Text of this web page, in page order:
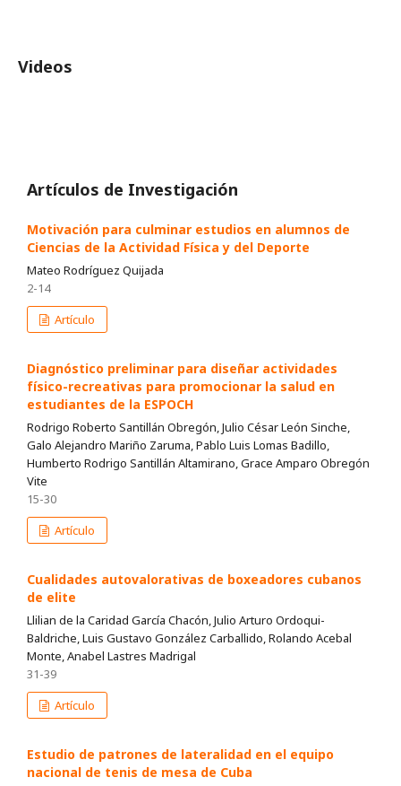
Videos
Artículos de Investigación
Motivación para culminar estudios en alumnos de
Ciencias de la Actividad Física y del Deporte
Mateo Rodríguez Quijada
2-14
Artículo
Diagnóstico preliminar para diseñar actividades
físico-recreativas para promocionar la salud en
estudiantes de la ESPOCH
Rodrigo Roberto Santillán Obregón, Julio César León Sinche,
Galo Alejandro Mariño Zaruma, Pablo Luis Lomas Badillo,
Humberto Rodrigo Santillán Altamirano, Grace Amparo Obregón
Vite
15-30
Artículo
Cualidades autovalorativas de boxeadores cubanos
de elite
Llilian de la Caridad García Chacón, Julio Arturo Ordoqui-
Baldriche, Luis Gustavo González Carballido, Rolando Acebal
Monte, Anabel Lastres Madrigal
31-39
Artículo
Estudio de patrones de lateralidad en el equipo
nacional de tenis de mesa de Cuba